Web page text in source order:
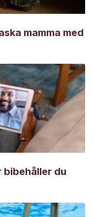
mamma med
bibehåller du